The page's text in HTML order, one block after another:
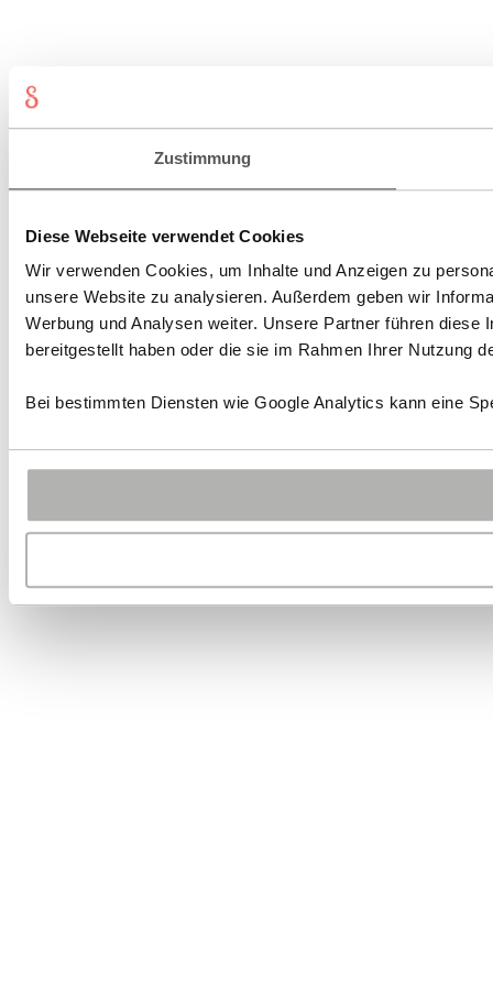
Zustimmung
Diese Webseite verwendet Cookies
Wir verwenden Cookies, um Inhalte und Anzeigen zu
unsere Website zu analysieren. Außerdem geben wir
Werbung und Analysen weiter. Unsere Partner führen
bereitgestellt haben oder die sie im Rahmen Ihrer Nutzung
Bei bestimmten Diensten wie Google Analytics kann eine